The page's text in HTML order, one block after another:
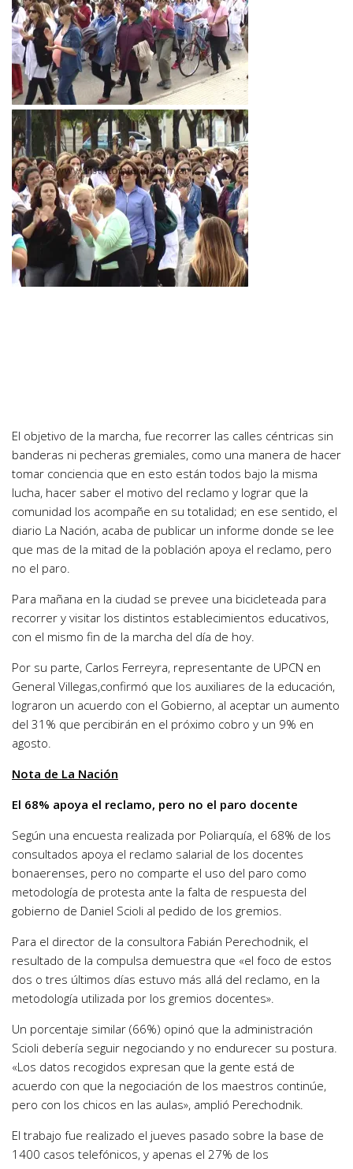
El objetivo de la marcha, fue recorrer las calles céntricas sin
banderas ni pecheras gremiales, como una manera de hacer
tomar conciencia que en esto están todos bajo la misma
lucha, hacer saber el motivo del reclamo y lograr que la
comunidad los acompañe en su totalidad; en ese sentido, el
diario La Nación, acaba de publicar un informe donde se lee
que mas de la mitad de la población apoya el reclamo, pero
no el paro.
Para mañana en la ciudad se prevee una bicicleteada para
recorrer y visitar los distintos establecimientos educativos,
con el mismo fin de la marcha del día de hoy.
Por su parte, Carlos Ferreyra, representante de UPCN en
General Villegas,confirmó que los auxiliares de la educación,
lograron un acuerdo con el Gobierno, al aceptar un aumento
del 31% que percibirán en el próximo cobro y un 9% en
agosto.
Nota de La Nación
El 68% apoya el reclamo, pero no el paro docente
Según una encuesta realizada por Poliarquía, el 68% de los
consultados apoya el reclamo salarial de los docentes
bonaerenses, pero no comparte el uso del paro como
metodología de protesta ante la falta de respuesta del
gobierno de Daniel Scioli al pedido de los gremios.
Para el director de la consultora Fabián Perechodnik, el
resultado de la compulsa demuestra que «el foco de estos
dos o tres últimos días estuvo más allá del reclamo, en la
metodología utilizada por los gremios docentes».
Un porcentaje similar (66%) opinó que la administración
Scioli debería seguir negociando y no endurecer su postura.
«Los datos recogidos expresan que la gente está de
acuerdo con que la negociación de los maestros continúe,
pero con los chicos en las aulas», amplió Perechodnik.
El trabajo fue realizado el jueves pasado sobre la base de
1400 casos telefónicos, y apenas el 27% de los